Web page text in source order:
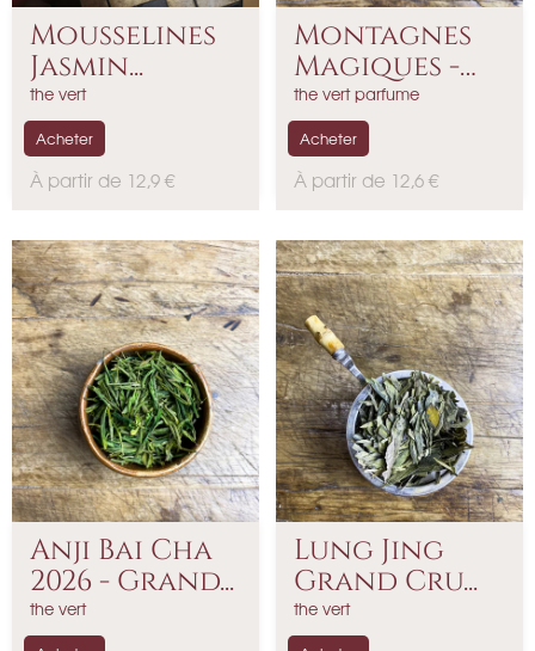
Mousselines
Jasmin...
the vert
P
x
À partir de 12,9 €
Acheter
Montagnes
Magiques -
Thé...
the vert parfume
P
x
À partir de 12,6 €
Acheter
Anji Bai Cha
2026 - Grand...
the vert
Lung Jing
Grand Cru...
the vert